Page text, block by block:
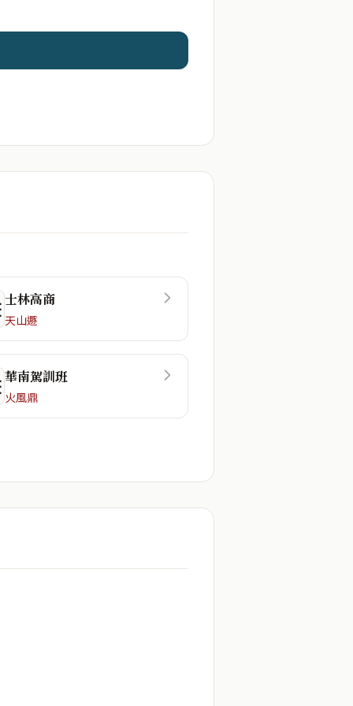
士林高商
天山遯
華南駕訓班
火風鼎